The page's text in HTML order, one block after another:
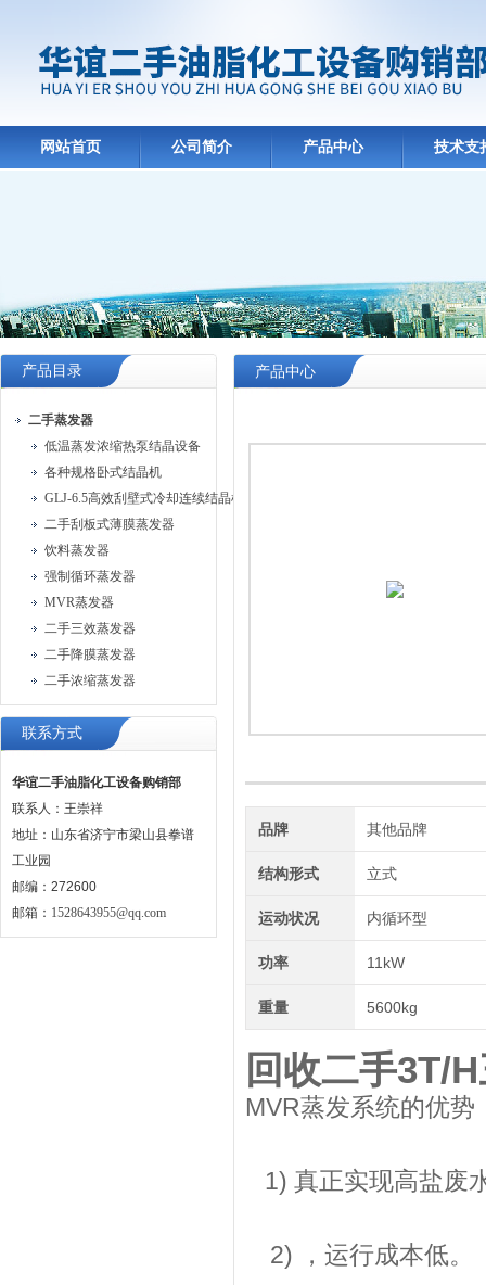
网站首页 公司简介 产品中心 技术支
产品目录
二手蒸发器
低温蒸发浓缩热泵结晶设备
各种规格卧式结晶机
GLJ-6.5高效刮壁式冷却连续结晶机
二手刮板式薄膜蒸发器
饮料蒸发器
强制循环蒸发器
MVR蒸发器
二手三效蒸发器
二手降膜蒸发器
二手浓缩蒸发器
联系方式
华谊二手油脂化工设备购销部
联系人：王崇祥
地址：山东省济宁市梁山县拳谱
工业园
邮编：272600
邮箱： 1528643955@qq.com
产品中心
品牌 其他品牌
结构形式 立式
运动状况 内循环型
功率 11kW
重量 5600kg
回收二手3T/
MVR蒸发系统的优势
1) 真正实现高盐废
2) ，运行成本低。